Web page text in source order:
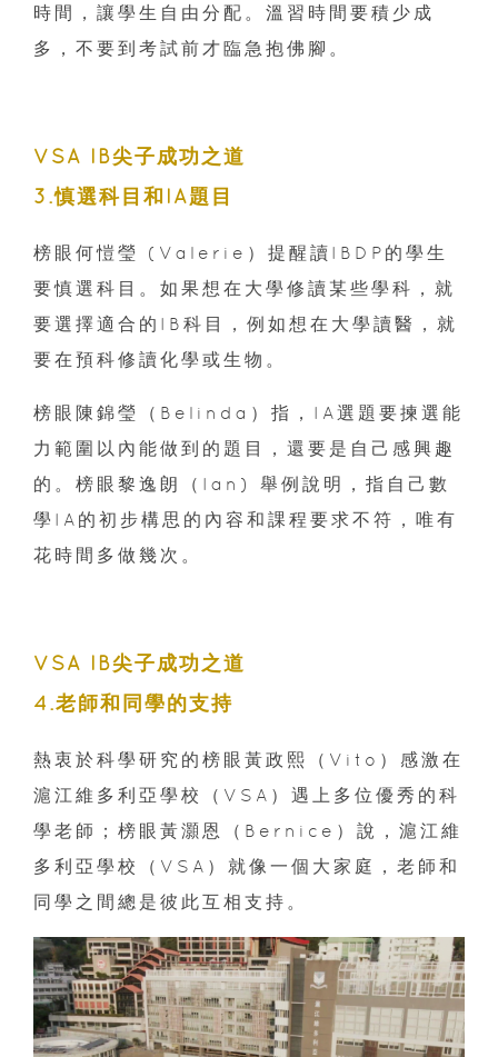
時間，讓學生自由分配。溫習時間要積少成
多，不要到考試前才臨急抱佛腳。
VSA IB尖子成功之道
3.慎選科目和IA題目
榜眼何愷瑩 (Valerie）提醒讀IBDP的學生
要慎選科目。如果想在大學修讀某些學科，就
要選擇適合的IB科目，例如想在大學讀醫，就
要在預科修讀化學或生物。
榜眼陳錦瑩（Belinda）指，IA選題要揀選能
力範圍以內能做到的題目，還要是自己感興趣
的。榜眼黎逸朗（Ian) 舉例說明，指自己數
學IA的初步構思的內容和課程要求不符，唯有
花時間多做幾次。
VSA IB尖子成功之道
4.老師和同學的支持
熱衷於科學研究的榜眼黃政熙（Vito）感激在
滬江維多利亞學校（VSA）遇上多位優秀的科
學老師；榜眼黃灝恩（Bernice）說，滬江維
多利亞學校（VSA）就像一個大家庭，老師和
同學之間總是彼此互相支持。